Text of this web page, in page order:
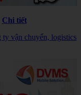
Chi tiết